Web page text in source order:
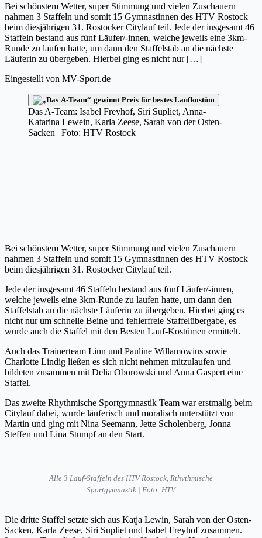
Bei schönstem Wetter, super Stimmung und vielen Zuschauern
nahmen 3 Staffeln und somit 15 Gymnastinnen des HTV Rostock
beim diesjährigen 31. Rostocker Citylauf teil. Jede der insgesamt 46
Staffeln bestand aus fünf Läufer/-innen, welche jeweils eine 3km-
Runde zu laufen hatte, um dann den Staffelstab an die nächste
Läuferin zu übergeben. Hierbei ging es nicht nur […]
Eingestellt von MV-Sport.de
Das A-Team: Isabel Freyhof, Siri Supliet, Anna-
Katarina Lewein, Karla Zeese, Sarah von der Osten-
Sacken | Foto: HTV Rostock
Bei schönstem Wetter, super Stimmung und vielen Zuschauern
nahmen 3 Staffeln und somit 15 Gymnastinnen des HTV Rostock
beim diesjährigen 31. Rostocker Citylauf teil.
Jede der insgesamt 46 Staffeln bestand aus fünf Läufer/-innen,
welche jeweils eine 3km-Runde zu laufen hatte, um dann den
Staffelstab an die nächste Läuferin zu übergeben. Hierbei ging es
nicht nur um schnelle Beine und fehlerfreie Staffelübergabe, es
wurde auch die Staffel mit den Besten Lauf-Kostümen ermittelt.
Auch das Trainerteam Linn und Pauline Willamöwius sowie
Charlotte Lindig ließen es sich nicht nehmen mitzulaufen und
bildeten zusammen mit Delia Oborowski und Anna Gaspert eine
Staffel.
Das zweite Rhythmische Sportgymnastik Team war erstmalig beim
Citylauf dabei, wurde läuferisch und moralisch unterstützt von
Martin und ging mit Nina Seemann, Jette Scholenberg, Jonna
Steffen und Lina Stumpf an den Start.
Alle 3 Lauf-Staffeln des HTV Rostock, Rthythmische
Sportgymnastik | Foto: HTV
Die dritte Staffel setzte sich aus Katja Lewin, Sarah von der Osten-
Sacken, Karla Zeese, Siri Supliet und Isabel Freyhof zusammen.